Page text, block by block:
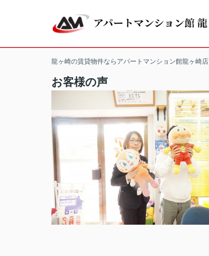
龍ヶ崎の賃貸物件ならアパートマンション館龍ヶ崎店
お客様の声